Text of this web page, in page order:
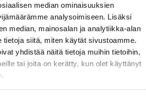
median ominaisuuksien
analysoimiseen. Lisäksi
median, mainosalan ja analytiikka-alan
tietoja siitä, miten käytät sivustoamme.
yhdistää näitä tietoja muihin tietoihin,
tai joita on kerätty, kun olet käyttänyt
- LIPUT NYT MYYNNISSÄ
15.07.
Autoliike jatkaa Sportin
Superkaudella – jatkoa
yhteistyölle